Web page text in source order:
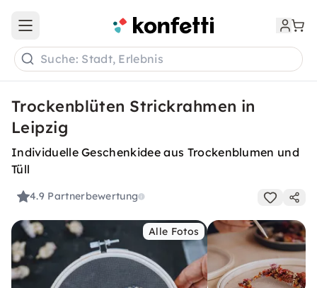
Open main menu
Suche: Stadt, Erlebnis
Trockenblüten Strickrahmen in
Leipzig
Individuelle Geschenkidee aus Trockenblumen und
Tüll
4.9 Partnerbewertung
Alle Fotos